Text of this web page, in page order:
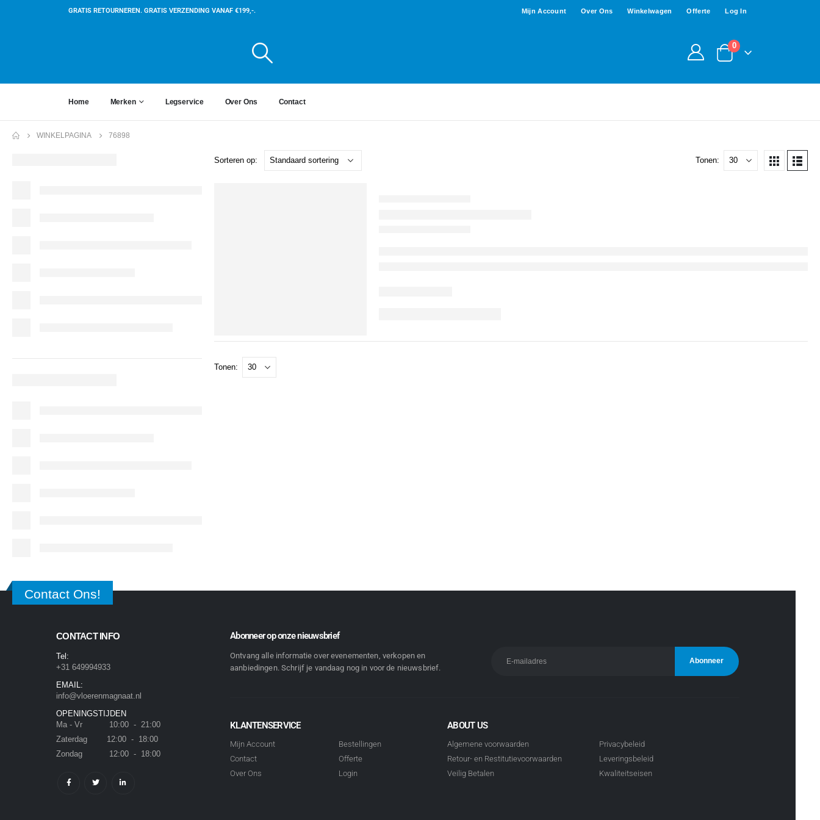
GRATIS RETOURNEREN. GRATIS VERZENDING VANAF €199,-. Mijn Account Over Ons Winkelwagen Offerte Log In
0
Home Merken Legservice Over Ons Contact
WINKELPAGINA 76898
Sorteren op: Tonen:
Tonen:
Contact Ons!
CONTACT INFO
Tel:
+31 649994933
EMAIL:
info@vloerenmagnaat.nl
OPENINGSTIJDEN
Ma - Vr 10:00 - 21:00
Zaterdag 12:00 - 18:00
Zondag 12:00 - 18:00
Abonneer op onze nieuwsbrief
Ontvang alle informatie over evenementen, verkopen en
aanbiedingen. Schrijf je vandaag nog in voor de nieuwsbrief.
KLANTENSERVICE
Mijn Account
Contact
Over Ons
Bestellingen
Offerte
Login
ABOUT US
Algemene voorwaarden
Retour- en Restitutievoorwaarden
Veilig Betalen
Privacybeleid
Leveringsbeleid
Kwaliteitseisen